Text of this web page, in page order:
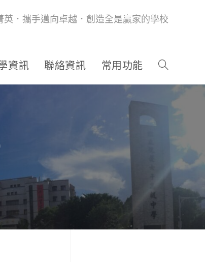
英．攜手邁向卓越．創造全是贏家的學校
資訊 聯絡資訊 常用功能